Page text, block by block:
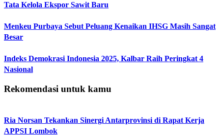
Tata Kelola Ekspor Sawit Baru
Menkeu Purbaya Sebut Peluang Kenaikan IHSG Masih Sangat
Besar
Indeks Demokrasi Indonesia 2025, Kalbar Raih Peringkat 4
Nasional
Rekomendasi untuk kamu
Ria Norsan Tekankan Sinergi Antarprovinsi di Rapat Kerja
APPSI Lombok